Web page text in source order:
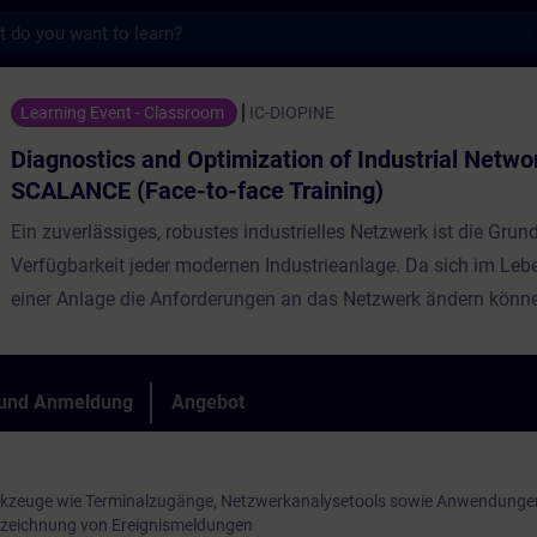
Optimization of Industrial Networks
Learning Event - Classroom IC-DIOPINE
Diagnostics and Optimization of Industrial
SCALANCE (Face-to-face Training)
Ein zuverlässiges, robustes industrielles Netzwerk ist die
Verfügbarkeit jeder modernen Industrieanlage. Da sich im
einer Anlage die Anforderungen an das Netzwerk ändern
bezüglich der Funktionalität und Diagnosefähigkeit
So sind übersichtliche Dokumentationen, die Kenntnis von
zum Betrieb von Netzwerken für die Diagnose und
Anmeldung Angebot
wie Terminalzugänge, Netzwerkanalysetools sowie
von Ereignismeldungen